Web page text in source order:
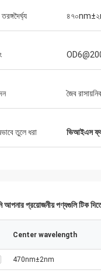
জৈব
তুলে ধরা ভিআইএস
প্রয়োজনীয় পণ্যগুলি টিক দিতে
Center wavelength
470nm±2nm